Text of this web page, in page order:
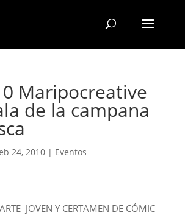
Maripocreative
de la campana
24, 2010| Eventos
JOVEN Y CERTAMEN DE CÓMIC